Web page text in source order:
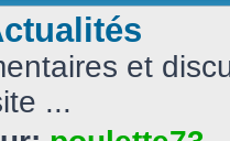
et
...